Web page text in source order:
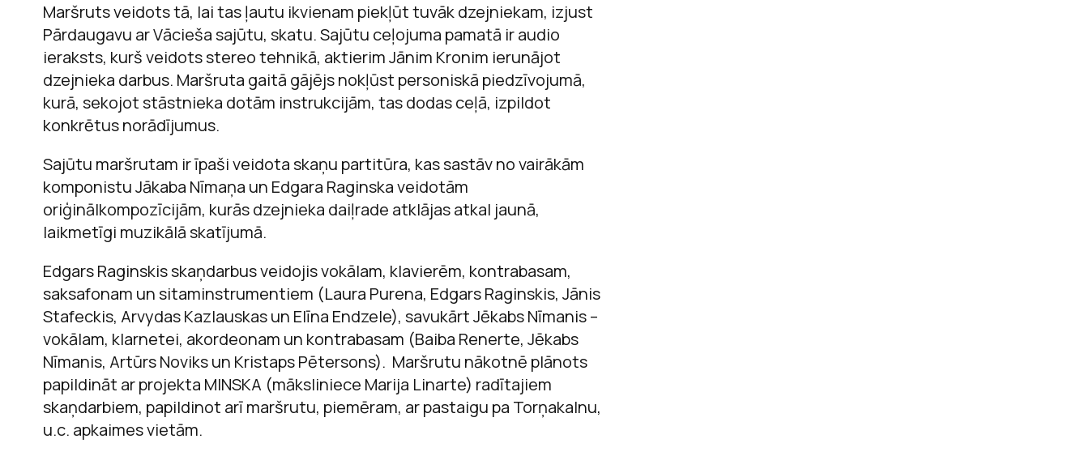
Maršruts veidots tā, lai tas ļautu ikvienam piekļūt tuvāk dzejniekam, izjust
Pārdaugavu ar Vācieša sajūtu, skatu. Sajūtu ceļojuma pamatā ir audio
ieraksts, kurš veidots stereo tehnikā, aktierim Jānim Kronim ierunājot
dzejnieka darbus. Maršruta gaitā gājējs nokļūst personiskā piedzīvojumā,
kurā, sekojot stāstnieka dotām instrukcijām, tas dodas ceļā, izpildot
konkrētus norādījumus.
Sajūtu maršrutam ir īpaši veidota skaņu partitūra, kas sastāv no vairākām
komponistu Jākaba Nīmaņa un Edgara Raginska veidotām
oriģinālkompozīcijām, kurās dzejnieka daiļrade atklājas atkal jaunā,
laikmetīgi muzikālā skatījumā.
Edgars Raginskis skaņdarbus veidojis vokālam, klavierēm, kontrabasam,
saksafonam un sitaminstrumentiem (Laura Purena, Edgars Raginskis, Jānis
Stafeckis, Arvydas Kazlauskas un Elīna Endzele), savukārt Jēkabs Nīmanis –
vokālam, klarnetei, akordeonam un kontrabasam (Baiba Renerte, Jēkabs
Nīmanis, Artūrs Noviks un Kristaps Pētersons). Maršrutu nākotnē plānots
papildināt ar projekta MINSKA (māksliniece Marija Linarte) radītajiem
skaņdarbiem, papildinot arī maršrutu, piemēram, ar pastaigu pa Torņakalnu,
u.c. apkaimes vietām.